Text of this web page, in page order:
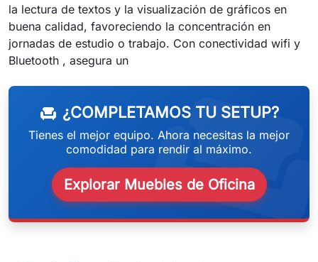
la lectura de textos y la visualización de gráficos en
buena calidad, favoreciendo la concentración en
jornadas de estudio o trabajo. Con conectividad wifi y
Bluetooth , asegura un
chair ¿COMPLETAMOS TU SETUP?
Tienes el mejor equipo. Ahora necesitas la mejor
comodidad para rendir al máximo.
Explorar Muebles de Oficina